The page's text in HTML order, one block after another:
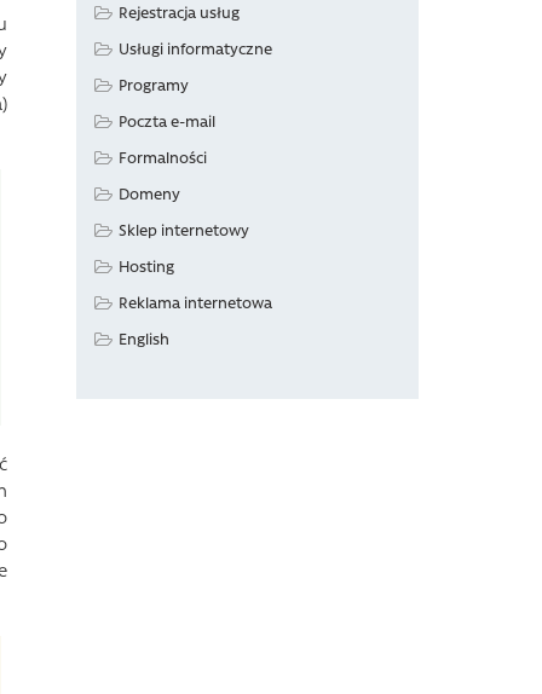
Rejestracja usług
Usługi informatyczne
Programy
Poczta e-mail
Formalności
Domeny
Sklep internetowy
Hosting
Reklama internetowa
English